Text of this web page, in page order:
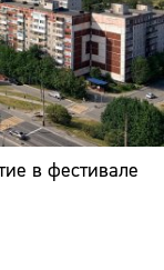
в фестивале